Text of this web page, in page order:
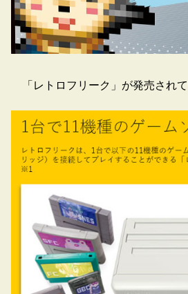
「レトロフリーク」が発売されて